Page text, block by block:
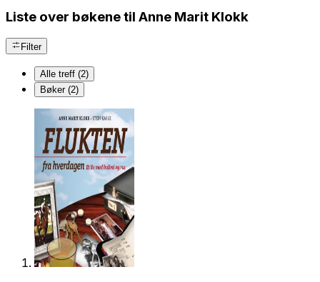
Liste over bøkene til Anne Marit Klokk
Filter
Alle treff (2)
Bøker (2)